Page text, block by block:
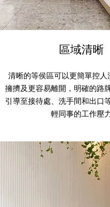
區域清晰
清晰的等侯區可以更簡單控人
擁擠及更容易離開，明確的路
引導至接待處、洗手間和出口
輕同事的工作壓